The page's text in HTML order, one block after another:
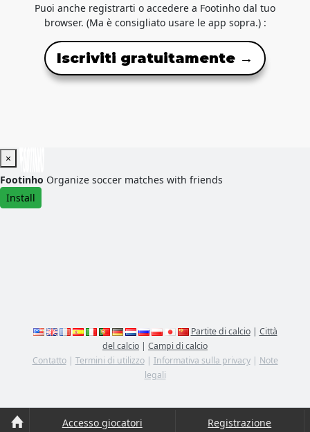
Accesso giocatori Registrazione
Puoi anche registrarti o accedere a Footinho dal tuo
browser. (Ma è consigliato usare le app sopra.) :
Iscriviti gratuitamente →
×
Footinho Organize soccer matches with friends
Install
Partite di calcio| Città
del calcio | Campi di calcio
Contatto| Termini di utilizzo| Informativa sulla privacy| Note
legali